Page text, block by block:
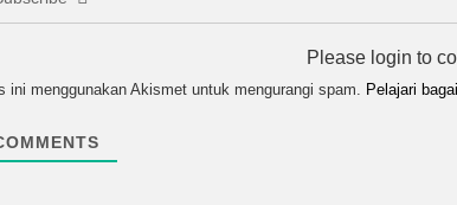
Please login to
ini menggunakan Akismet untuk mengurangi spam. Pelajari